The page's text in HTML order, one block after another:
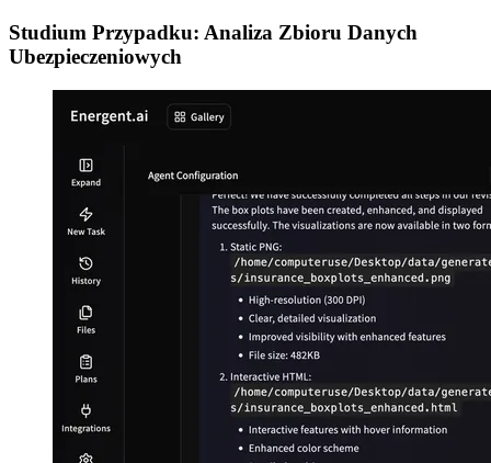
Studium Przypadku: Analiza Zbioru Danych
Ubezpieczeniowych